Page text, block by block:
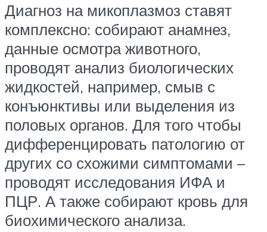
Диагноз на микоплазмоз ставят
комплексно: собирают анамнез,
данные осмотра животного,
проводят анализ биологических
жидкостей, например, смыв с
конъюнктивы или выделения из
половых органов. Для того чтобы
дифференцировать патологию от
других со схожими симптомами –
проводят исследования ИФА и
ПЦР. А также собирают кровь для
биохимического анализа.